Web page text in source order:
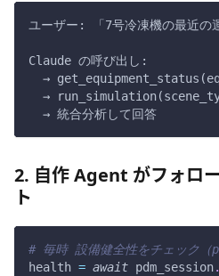
ユーザー: 「7号冷凍機の最近の
Claude の呼び出し:
→
→
  → 統合分析して回答
2. 自作 Agent がフォロ
ト
# 毎時 設備健全性をチェック
health = await pdm_session.